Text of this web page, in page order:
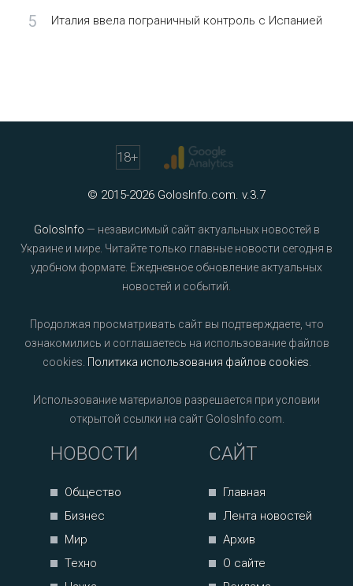
5 Италия ввела пограничный контроль с Испанией
18+
© 2015-2026 GolosInfo.com. v.3.7
GolosInfo — независимый сайт актуальных новостей в
Украине и мире. Читайте только главные новости сегодня в
удобном формате. Ежедневное обновление актуальных
новостей и событий.
Продолжая просматривать сайт вы подтверждаете, что
ознакомились и соглашаетесь на использование файлов
cookies. Политика использования файлов cookies
Использование материалов разрешается при условии
открытой ссылки на сайт GolosInfo.com.
НОВОСТИ
Общество
Бизнес
Мир
Техно
САЙТ
Главная
Лента новостей
Архив
О сайте